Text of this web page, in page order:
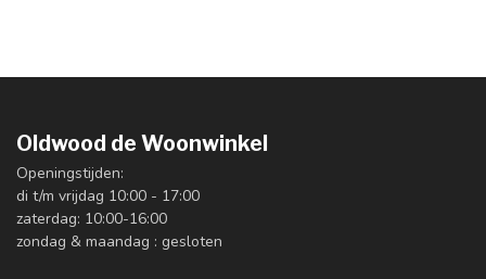
Oldwood de Woonwinkel
Openingstijden:
di t/m vrijdag 10:00 - 17:00
zaterdag: 10:00-16:00
zondag & maandag : gesloten